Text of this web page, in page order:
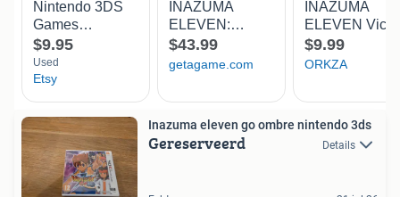
Inazuma eleven go ombre nintendo 3ds
Gereserveerd Details